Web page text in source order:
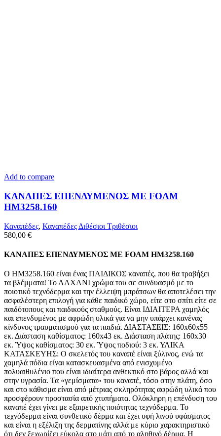
Add to compare
ΚΑΝΑΠΕΣ ΕΠΕΝΔΥΜΕΝΟΣ ΜΕ FOAM
HM3258.160
Καναπέδες, Καναπέδες Διθέσιοι Τριθέσιοι
580,00 €
ΚΑΝΑΠΕΣ ΕΠΕΝΔΥΜΕΝΟΣ ΜΕ FOAM HM3258.160
Ο ΗΜ3258.160 είναι ένας ΠΑΙΔΙΚΟΣ καναπές, που θα τραβήξει
τα βλέμματα! Το ΛΑΧΑΝΙ χρώμα του σε συνδυασμό με το
ποιοτικό τεχνόδερμα και την έλλειψη μπράτσων θα αποτελέσει την
ασφαλέστερη επιλογή για κάθε παιδικό χώρο, είτε στο σπίτι είτε σε
παιδότοπους και παιδικούς σταθμούς. Είναι ΙΔΙΑΙΤΕΡΑ χαμηλός
και επενδυμένος με αφρώδη υλικά για να μην υπάρχει κανένας
κίνδυνος τραυματισμού για τα παιδιά. ΔΙΑΣΤΑΣΕΙΣ: 160x60x55
εκ. Διάσταση καθίσματος: 160x43 εκ. Διάσταση πλάτης: 160x30
εκ. Ύψος καθίσματος: 30 εκ. Ύψος ποδιού: 3 εκ. ΥΛΙΚΑ
ΚΑΤΑΣΚΕΥΗΣ: Ο σκελετός του καναπέ είναι ξύλινος, ενώ τα
χαμηλά πόδια είναι κατασκευασμένα από ενισχυμένο
πολυαιθυλένιο που είναι ιδιαίτερα ανθεκτικό στο βάρος αλλά και
στην υγρασία. Τα «γεμίσματα» του καναπέ, τόσο στην πλάτη, όσο
και στο κάθισμα είναι από μέτριας σκληρότητας αφρώδη υλικά που
προσφέρουν προστασία από χτυπήματα. Ολόκληρη η επένδυση του
καναπέ έχει γίνει με εξαιρετικής ποιότητας τεχνόδερμα. Το
τεχνόδερμα είναι συνθετικό δέρμα και έχει υφή λινού υφάσματος
και είναι η εξέλιξη της δερματίνης αλλά με κύριο χαρακτηριστικό
ότι δεν ξεχωρίζει εύκολα στο μάτι από το αληθινό δέρμα. Η